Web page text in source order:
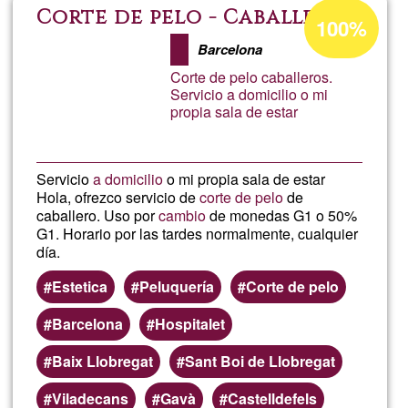
Templo
Del
Cabello
Corte de pelo - Caballeros
Barcelona
Corte de pelo caballeros.
Servicio a domicilio o mi
propia sala de estar
Servicioa domicilioo mi propia sala de estar
Hola, ofrezco servicio decorte de pelode
caballero. Uso porcambiode monedas G1 o 50%
G1. Horario por las tardes normalmente, cualquier
día.
Estetica
Peluquería
Corte de pelo
Barcelona
Hospitalet
Baix Llobregat
Sant Boi de Llobregat
Viladecans
Gavà Castelldefels
Porcentaje
de
aceptación
de
100%